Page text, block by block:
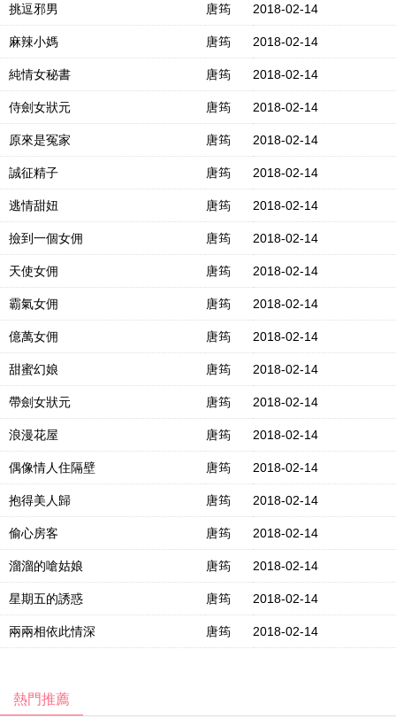
挑逗邪男 唐筠 2018-02-14
麻辣小媽 唐筠 2018-02-14
純情女秘書 唐筠 2018-02-14
侍劍女狀元 唐筠 2018-02-14
原來是冤家 唐筠 2018-02-14
誠征精子 唐筠 2018-02-14
逃情甜妞 唐筠 2018-02-14
撿到一個女佣 唐筠 2018-02-14
天使女佣 唐筠 2018-02-14
霸氣女佣 唐筠 2018-02-14
億萬女佣 唐筠 2018-02-14
甜蜜幻娘 唐筠 2018-02-14
帶劍女狀元 唐筠 2018-02-14
浪漫花屋 唐筠 2018-02-14
偶像情人住隔壁 唐筠 2018-02-14
抱得美人歸 唐筠 2018-02-14
偷心房客 唐筠 2018-02-14
溜溜的嗆姑娘 唐筠 2018-02-14
星期五的誘惑 唐筠 2018-02-14
兩兩相依此情深 唐筠 2018-02-14
熱門推薦